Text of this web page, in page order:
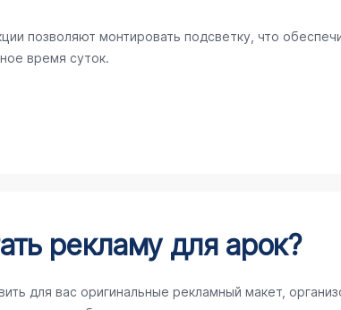
позволяют монтировать подсветку, что
время суток.
рекламу для арок?
для вас оригинальные рекламный макет,